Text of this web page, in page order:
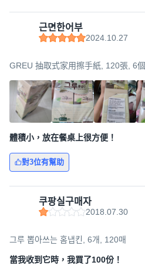
근면한어부
2024.10.27
GREU 抽取式家用擦手紙, 120張, 6個
體積小，放在餐桌上很方便！
對3位有幫助
쿠팡실구매자
2018.07.30
그루 뽑아쓰는 홈냅킨, 6개, 120매
當我收到它時，我買了100份！